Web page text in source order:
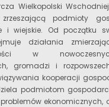
Wielkopolski
zrzeszającą podmioty
i wiejskie. Od początku
działania
w
gromadzi i
kooperacji
podmiotom
ekonomicznych,